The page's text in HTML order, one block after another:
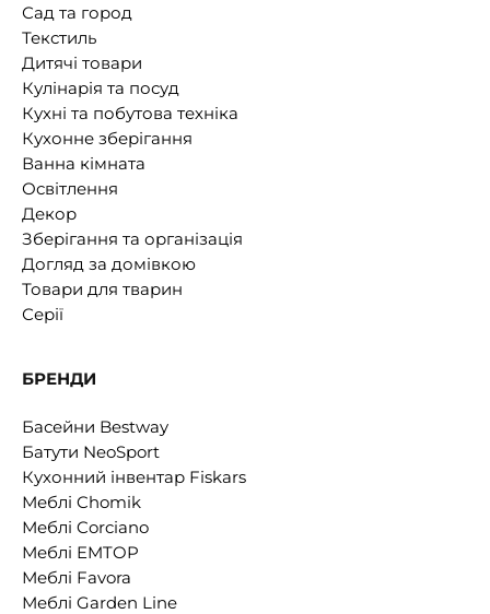
Сад та город
Текстиль
Дитячі товари
Кулінарія та посуд
Кухні та побутова техніка
Кухонне зберігання
Ванна кімната
Освітлення
Декор
Зберігання та організація
Догляд за домівкою
Товари для тварин
Серії
БРЕНДИ
Басейни Bestway
Батути NeoSport
Кухонний інвентар Fiskars
Меблі Chomik
Меблі Corciano
Меблі EMTOP
Меблі Favora
Меблі Garden Line